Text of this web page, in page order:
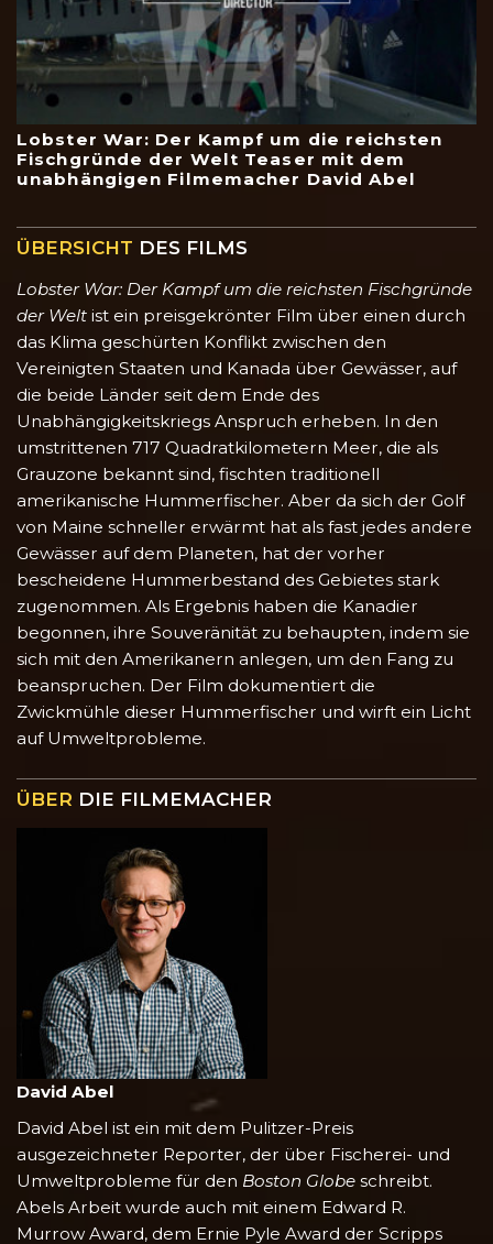
Lobster War: Der Kampf um die reichsten
Fischgründe der Welt Teaser mit dem
unabhängigen Filmemacher David Abel
ÜBERSICHT DES FILMS
Lobster War: Der Kampf um die reichsten Fischgründe
der Welt ist ein preisgekrönter Film über einen durch
das Klima geschürten Konflikt zwischen den
Vereinigten Staaten und Kanada über Gewässer, auf
die beide Länder seit dem Ende des
Unabhängigkeitskriegs Anspruch erheben. In den
umstrittenen 717 Quadratkilometern Meer, die als
Grauzone bekannt sind, fischten traditionell
amerikanische Hummerfischer. Aber da sich der Golf
von Maine schneller erwärmt hat als fast jedes andere
Gewässer auf dem Planeten, hat der vorher
bescheidene Hummerbestand des Gebietes stark
zugenommen. Als Ergebnis haben die Kanadier
begonnen, ihre Souveränität zu behaupten, indem sie
sich mit den Amerikanern anlegen, um den Fang zu
beanspruchen. Der Film dokumentiert die
Zwickmühle dieser Hummerfischer und wirft ein Licht
auf Umweltprobleme.
ÜBER DIE FILMEMACHER
David Abel
David Abel ist ein mit dem Pulitzer-Preis
ausgezeichneter Reporter, der über Fischerei- und
Umweltprobleme für den Boston Globe schreibt.
Abels Arbeit wurde auch mit einem Edward R.
Murrow Award, dem Ernie Pyle Award der Scripps